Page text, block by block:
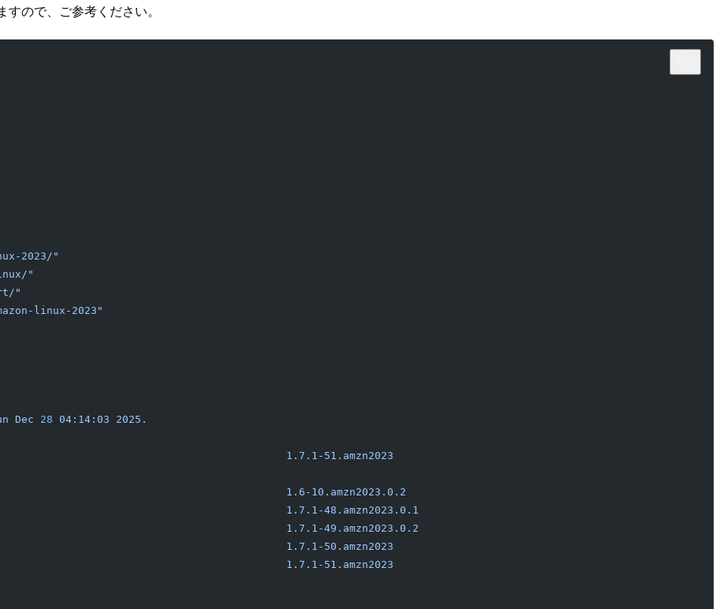
ので、ご参考ください。
2023/"
"
"
linux-2023"
Dec 28 04:14:03 2025.
1.7.1-51.amzn2023
1.6-10.amzn2023.0.2
1.7.1-48.amzn2023.0.1
1.7.1-49.amzn2023.0.2
1.7.1-50.amzn2023
1.7.1-51.amzn2023